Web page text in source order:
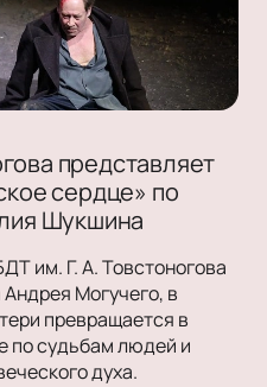
представляет
сердце» по
Шукшина
им. Г. А. Товстоногова
Могучего, в
превращается в
по судьбам людей и
духа.